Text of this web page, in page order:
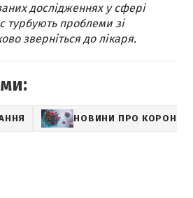
дослідженнях у сфері
проблеми зі
зверніться до лікаря.
НОВИНИ ПРО